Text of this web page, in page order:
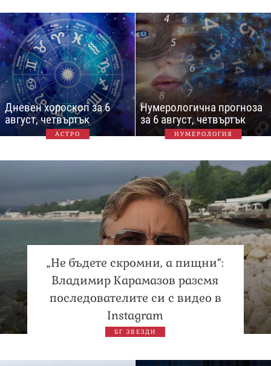
Дневен хороскоп за 6
август, четвъртък
АСТРО
Нумерологична прогноза
за 6 август, четвъртък
НУМЕРОЛОГИЯ
„Не бъдете скромни, а пищни“:
Владимир Карамазов разсмя
последователите си с видео в
Instagram
БГ ЗВЕЗДИ